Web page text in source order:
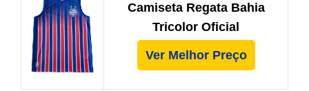
Camiseta Regata Bahia
Tricolor Oficial
Ver Melhor Preço